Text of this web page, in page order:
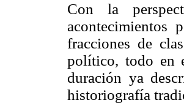
Con la
acontecimientos
fracciones de
político, todo en
duración ya
historiografía